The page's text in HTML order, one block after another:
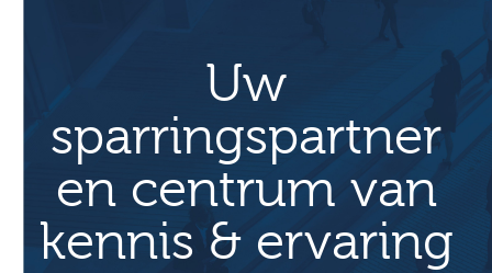
Uw
sparringspartner
en centrum van
kennis & ervaring